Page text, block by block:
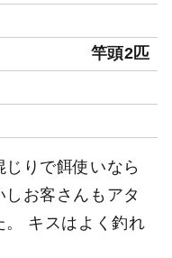
竿頭2匹
りで餌使いなら
お客さんもアタ
。 キスはよく釣れ